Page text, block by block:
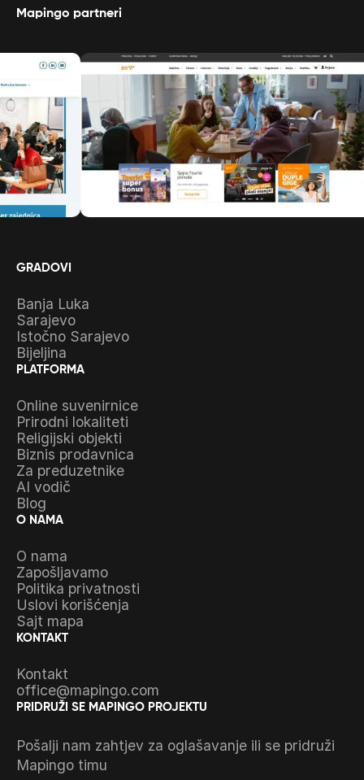
Mapingo partneri
GRADOVI
Banja Luka
Sarajevo
Istočno Sarajevo
Bijeljina
PLATFORMA
Online suvenirnice
Prirodni lokaliteti
Religijski objekti
Biznis prodavnica
Za preduzetnike
AI vodič
Blog
O NAMA
O nama
Zapošljavamo
Politika privatnosti
Uslovi korišćenja
Sajt mapa
KONTAKT
Kontakt
office@mapingo.com
PRIDRUŽI SE MAPINGO PROJEKTU
Pošalji nam zahtjev za oglašavanje ili se pridruži
Mapingo timu